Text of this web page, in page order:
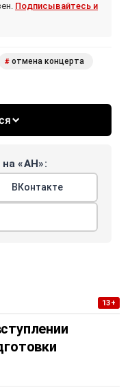
Подписывайтесь и
# отмена концерта
«АН»:
ВКонтакте
13+